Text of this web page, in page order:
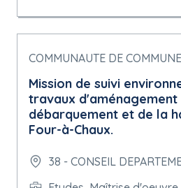
COMMUNAUTE DE
Mission de suivi
travaux d'aménagement
débarquement et de la
Four-à-Chaux.
38 - CONSEIL